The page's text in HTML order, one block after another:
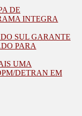
DE
INTEGRA
SUL GARANTE
PARA
UMA
DETRAN EM